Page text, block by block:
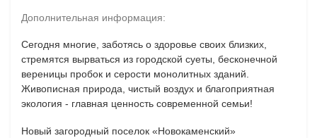
Дополнительная информация:
Сегодня многие, заботясь о здоровье своих близких,
стремятся вырваться из городской суеты, бесконечной
вереницы пробок и серости монолитных зданий.
Живописная природа, чистый воздух и благоприятная
экология - главная ценность современной семьи!
Новый загородный поселок «Новокаменский»